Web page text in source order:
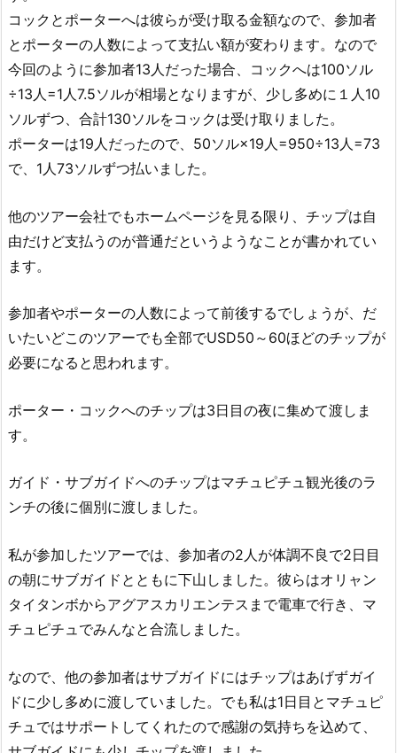
コックとポーターへは彼らが受け取る金額なので、参加者
とポーターの人数によって支払い額が変わります。なので
今回のように参加者13人だった場合、コックへは100ソル
÷13人=1人7.5ソルが相場となりますが、少し多めに１人10
ソルずつ、合計130ソルをコックは受け取りました。
ポーターは19人だったので、50ソル×19人=950÷13人=73
で、1人73ソルずつ払いました。
他のツアー会社でもホームページを見る限り、チップは自
由だけど支払うのが普通だというようなことが書かれてい
ます。
参加者やポーターの人数によって前後するでしょうが、だ
いたいどこのツアーでも全部でUSD50～60ほどのチップが
必要になると思われます。
ポーター・コックへのチップは3日目の夜に集めて渡しま
す。
ガイド・サブガイドへのチップはマチュピチュ観光後のラ
ンチの後に個別に渡しました。
私が参加したツアーでは、参加者の2人が体調不良で2日目
の朝にサブガイドとともに下山しました。彼らはオリャン
タイタンボからアグアスカリエンテスまで電車で行き、マ
チュピチュでみんなと合流しました。
なので、他の参加者はサブガイドにはチップはあげずガイ
ドに少し多めに渡していました。でも私は1日目とマチュピ
チュではサポートしてくれたので感謝の気持ちを込めて、